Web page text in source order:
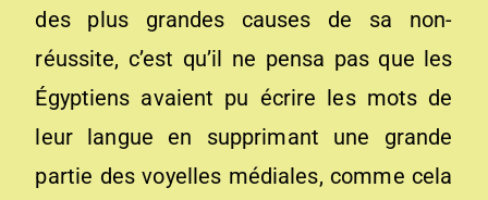
des plus grandes causes de sa non-
réussite, c’est qu’il ne pensa pas que les
Égyptiens avaient pu écrire les mots de
leur langue en supprimant une grande
partie des voyelles médiales, comme cela